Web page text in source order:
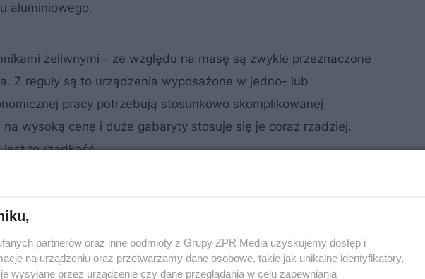
aluminiowego.
żeliwnymi – ze względu na masę są zwykle przeznaczone
Z reguły są to urządzenia wyposażone w jedno- lub
pracy potrzebują stosunkowo skomplikowanej
wysoką cenę i duże gabaryty stosuje się je coraz rzadziej.
jest to rzadkość.
partnerów oraz inne podmioty z Grupy ZPR Media uzyskujemy dostęp i
na urządzeniu oraz przetwarzamy dane osobowe, takie jak unikalne identyfikatory,
wysyłane przez urządzenie czy dane przeglądania w celu zapewniania